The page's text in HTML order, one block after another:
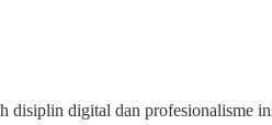
disiplin digital dan profesionalisme